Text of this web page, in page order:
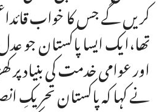
کریں گے جس کا خواب
تھا،ایک ایسا پاکستان جو
اور عوامی خدمت کی بنیاد پر
نے کہا کہ پاکستان تحریکِ